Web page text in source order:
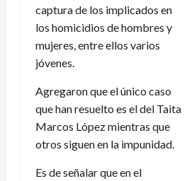
captura de los implicados en
los homicidios de hombres y
mujeres, entre ellos varios
jóvenes.
Agregaron que el único caso
que han resuelto es el del Taita
Marcos López mientras que
otros siguen en la impunidad.
Es de señalar que en el